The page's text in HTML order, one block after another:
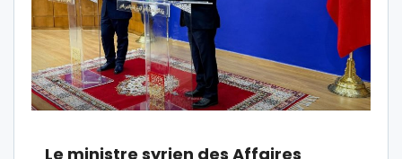
Le ministre syrien des Affaires